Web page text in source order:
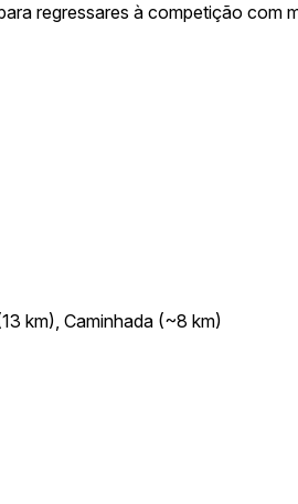
regressares à competição com
km), Caminhada (~8 km)